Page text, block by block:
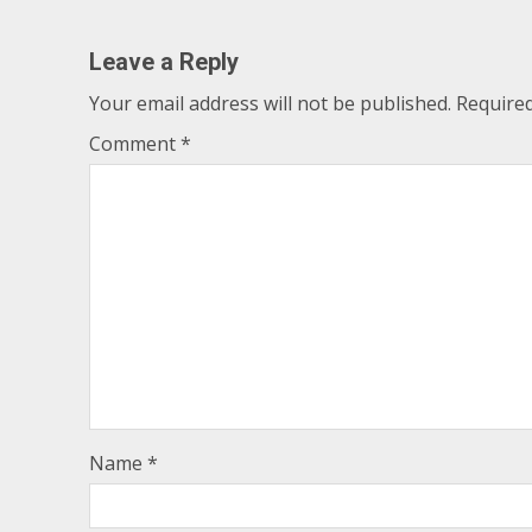
Leave a Reply
Your email address will not be published.
Comment*
Name *